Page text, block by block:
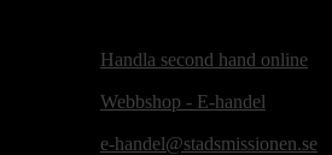
Handla second hand online
Webbshop - E-handel
e-handel@stadsmissionen.se